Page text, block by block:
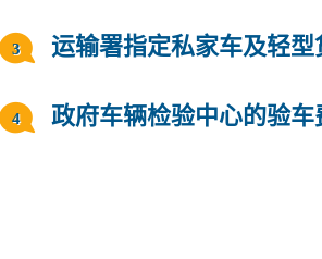
运输署指定私家车及轻
政府车辆检验中心的验车